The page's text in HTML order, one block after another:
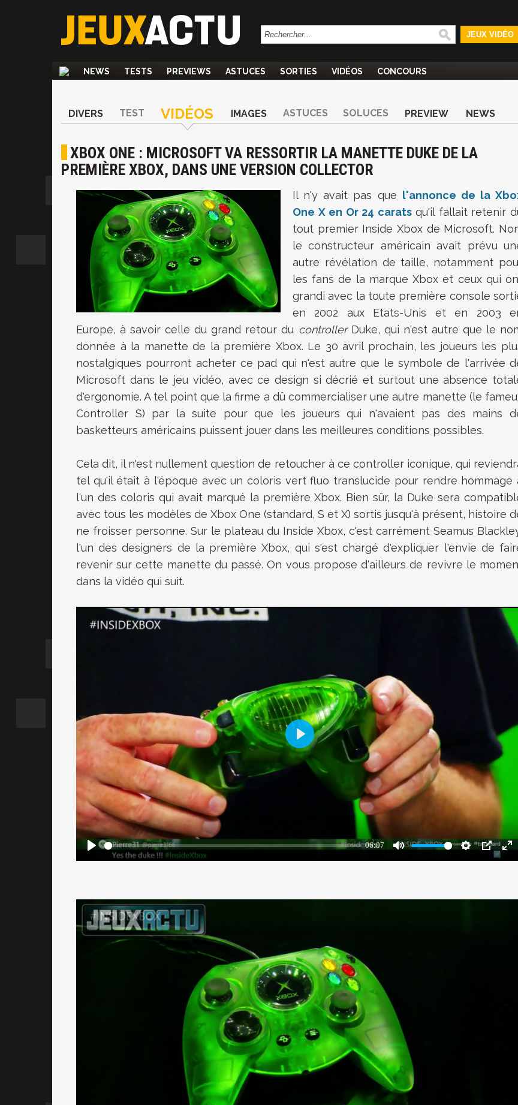
JEUX VIDÉO
NEWS TESTS PREVIEWS ASTUCES SORTIES VIDÉOS CONCOURS
DIVERS TEST VIDÉOS IMAGES ASTUCES SOLUCES PREVIEW NEWS
XBOX ONE : MICROSOFT VA RESSORTIR LA MANETTE DUKE DE LA
PREMIÈRE XBOX, DANS UNE VERSION COLLECTOR
Il n'y avait pas que l'annonce de la
One X en Or 24 caratsqu'il fallait retenir
tout premier Inside Xbox de Microsoft.
le constructeur américain avait prévu
autre révélation de taille, notamment
les fans de la marque Xbox et ceux qui
grandi avec la toute première console
en 2002 aux Etats-Unis et en 2003
Europe, à savoir celle du grand retour du controllerDuke, qui n'est autre que le
donnée à la manette de la première Xbox. Le 30 avril prochain, les joueurs les
nostalgiques pourront acheter ce pad qui n'est autre que le symbole de l'arrivée
Microsoft dans le jeu vidéo, avec ce design si décrié et surtout une absence
d'ergonomie. A tel point que la firme a dû commercialiser une autre manette (le
Controller S) par la suite pour que les joueurs qui n'avaient pas des mains
basketteurs américains puissent jouer dans les meilleures conditions possibles.
Cela dit, il n'est nullement question de retoucher à ce controller iconique, qui
tel qu'il était à l'époque avec un coloris vert fluo translucide pour rendre hommage
l'un des coloris qui avait marqué la première Xbox. Bien sûr, la Duke sera
avec tous les modèles de Xbox One (standard, S et X) sortis jusqu'à présent, histoire
ne froisser personne. Sur le plateau du Inside Xbox, c'est carrément Seamus
l'un des designers de la première Xbox, qui s'est chargé d'expliquer l'envie de
revenir sur cette manette du passé. On vous propose d'ailleurs de revivre le
dans la vidéo qui suit.